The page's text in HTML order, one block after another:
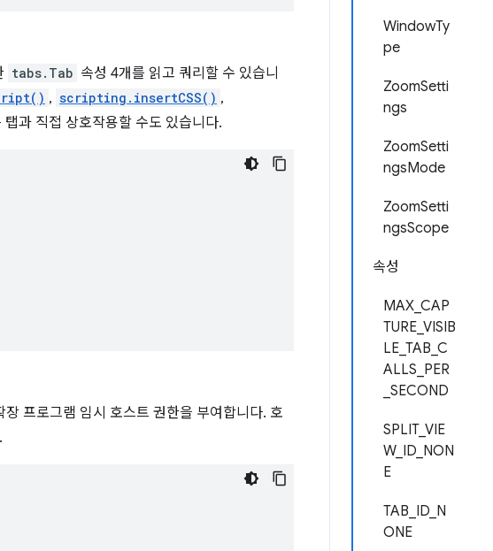
WindowTy
pe
ZoomSetti
ngs
ZoomSetti
ngsMode
ZoomSetti
ngsScope
속성
MAX_CAP
TURE_VISIB
LE_TAB_C
ALLS_PER
_SECOND
SPLIT_VIE
W_ID_NON
E
TAB_ID_N
ONE
tabs.Tab 속성 4개를 읽고 쿼리할 수 있습니
, scripting.insertCSS() ,
과 직접 상호작용할 수도 있습니다.
프로그램 임시 호스트 권한을 부여합니다. 호